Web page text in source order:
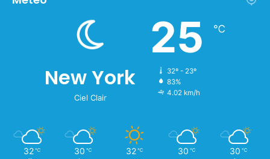
New York
Ciel Clair
25 ℃
32º - 23º
83%
4.02 km/h
32 ℃ 30 ℃ 32 ℃ 30 ℃ 30 ℃